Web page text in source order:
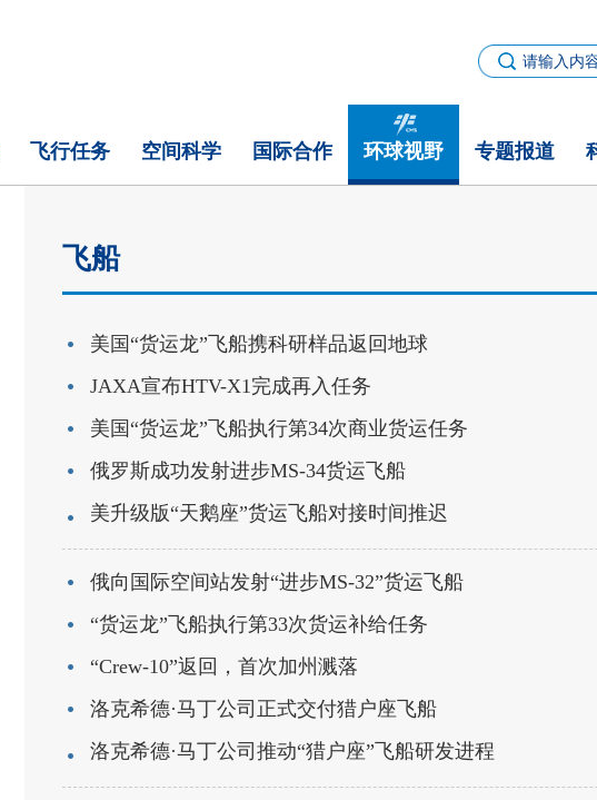
飞行任务 空间科学 国际合作 环球视野 专题报道
飞船
美国“货运龙”飞船携科研样品返回地球
JAXA宣布HTV-X1完成再入任务
美国“货运龙”飞船执行第34次商业货运任务
俄罗斯成功发射进步MS-34货运飞船
美升级版“天鹅座”货运飞船对接时间推迟
俄向国际空间站发射“进步MS-32”货运飞船
“货运龙”飞船执行第33次货运补给任务
“Crew-10”返回，首次加州溅落
洛克希德·马丁公司正式交付猎户座飞船
洛克希德·马丁公司推动“猎户座”飞船研发进程